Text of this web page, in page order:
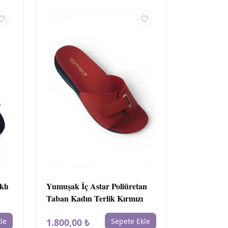
Yumuşak İç Astar Poliüretan
Taban Kadın Terlik Kırmızı
1.800,00 ₺ Sepete Ekle